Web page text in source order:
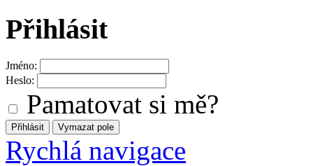
Přihlásit
Jméno:
Heslo:
Pamatovat si mě?
Rychlá navigace